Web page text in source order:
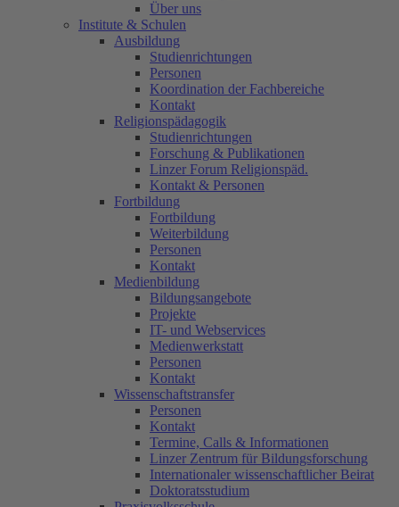
Über uns
Institute & Schulen
Ausbildung
Studienrichtungen
Personen
Koordination der Fachbereiche
Kontakt
Religionspädagogik
Studienrichtungen
Forschung & Publikationen
Linzer Forum Religionspäd.
Kontakt & Personen
Fortbildung
Fortbildung
Weiterbildung
Personen
Kontakt
Medienbildung
Bildungsangebote
Projekte
IT- und Webservices
Medienwerkstatt
Personen
Kontakt
Wissenschaftstransfer
Personen
Kontakt
Termine, Calls & Informationen
Linzer Zentrum für Bildungsforschung
Internationaler wissenschaftlicher Beirat
Doktoratsstudium